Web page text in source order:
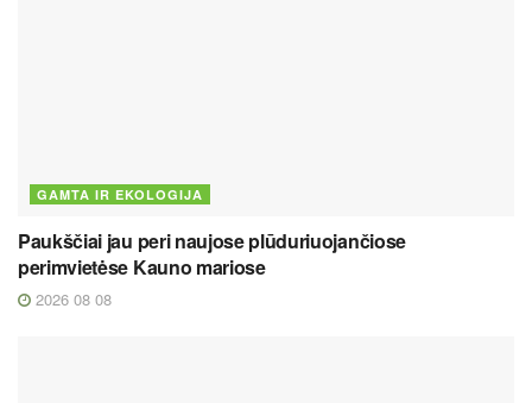
GAMTA IR EKOLOGIJA
Paukščiai jau peri naujose plūduriuojančiose
perimvietėse Kauno mariose
2026 08 08